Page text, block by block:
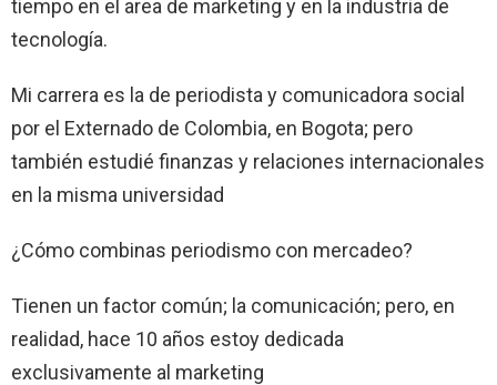
tiempo en el area de marketing y en la industria de
tecnología.
Mi carrera es la de periodista y comunicadora social
por el Externado de Colombia, en Bogota; pero
también estudié finanzas y relaciones internacionales
en la misma universidad
¿Cómo combinas periodismo con mercadeo?
Tienen un factor común; la comunicación; pero, en
realidad, hace 10 años estoy dedicada
exclusivamente al marketing